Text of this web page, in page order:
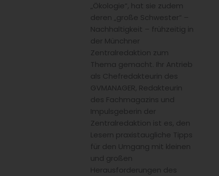
„Ökologie“, hat sie zudem
deren „große Schwester“ –
Nachhaltigkeit – frühzeitig in
der Münchner
Zentralredaktion zum
Thema gemacht. Ihr Antrieb
als Chefredakteurin des
GVMANAGER, Redakteurin
des Fachmagazins und
Impulsgeberin der
Zentralredaktion ist es, den
Lesern praxistaugliche Tipps
für den Umgang mit kleinen
und großen
Herausforderungen des